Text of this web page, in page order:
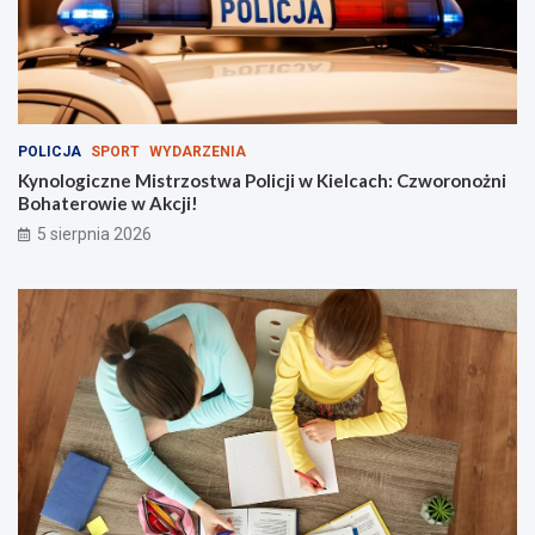
ł
u
m
POLICJA SPORT WYDARZENIA
Kynologiczne Mistrzostwa Policji w Kielcach: Czworonożni
Bohaterowie w Akcji!
5 sierpnia 2026